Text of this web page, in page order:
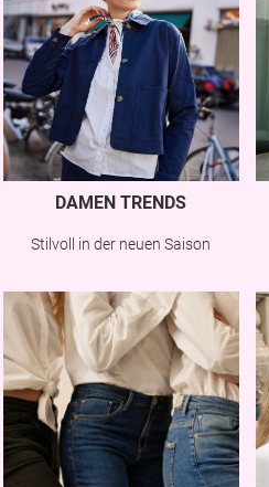
DAMEN TRENDS
Stilvoll in der neuen Saison